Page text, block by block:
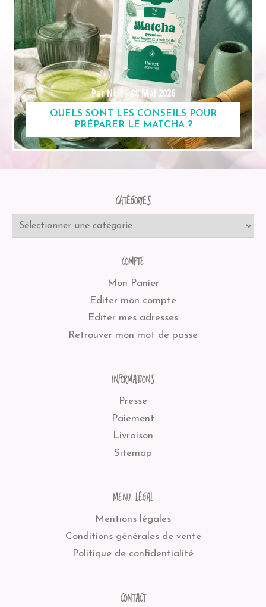
Par Nell -08 Mai 2026
QUELS SONT LES CONSEILS POUR
PRÉPARER LE MATCHA ?
CATÉGORIES
COMPTE
Mon Panier
Editer mon compte
Editer mes adresses
Retrouver mon mot de passe
INFORMATIONS
Presse
Paiement
Livraison
Sitemap
MENU LÉGAL
Mentions légales
Conditions générales de vente
Politique de confidentialité
CONTACT